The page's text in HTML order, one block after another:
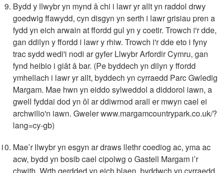
Bydd y llwybr yn mynd â chi i lawr yr allt yn raddol drwy
goedwig ffawydd, cyn disgyn yn serth i lawr grisiau pren a
fydd yn eich arwain at ffordd gul yn y coetir. Trowch i'r dde,
gan ddilyn y ffordd i lawr y rhiw. Trowch i'r dde eto i fyny
trac sydd wedi'i nodi ar gyfer Llwybr Arfordir Cymru, gan
fynd heibio i giât â bar. (Pe byddech yn dilyn y ffordd
ymhellach i lawr yr allt, byddech yn cyrraedd Parc Gwledig
Margam. Mae hwn yn eiddo sylweddol a diddorol iawn, a
gwell fyddai dod yn ôl ar ddiwrnod arall er mwyn cael ei
archwilio'n iawn. Gweler www.margamcountrypark.co.uk/?
lang=cy-gb)
Mae’r llwybr yn esgyn ar draws llethr coediog ac, yma ac
acw, bydd yn bosib cael cipolwg o Gastell Margam i’r